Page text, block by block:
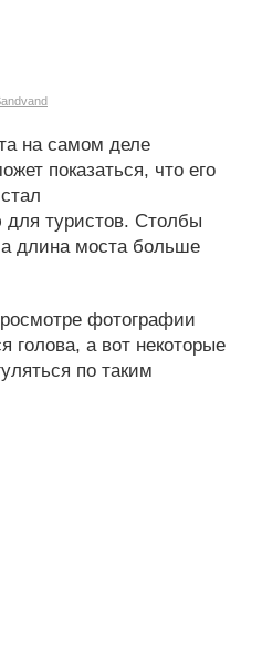
на самом деле
показаться, что его
для туристов. Столбы
длина моста больше
фотографии
голова, а вот некоторые
по таким